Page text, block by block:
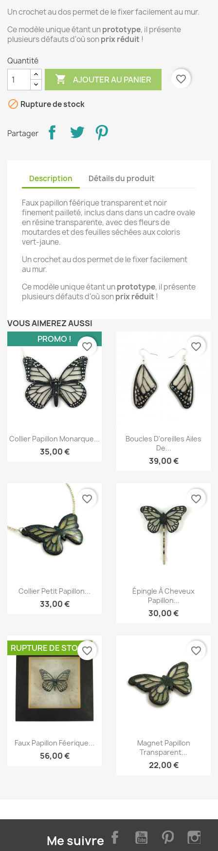
Un crochet au dos permet de le fixer facilement au mur.
Ce modèle unique étant unprototype, il présente
plusieurs défauts d'où sonprix réduit !
Quantité
 AJOUTER AU PANIER favorite_border
 Rupture de stock
Partager
Description Détails du produit
Faux papillon féérique transparent et noir
finement pailleté, inclus dans dans un cadre ovale
en résine transparente, avec des fleurs de
moutardes et des feuilles séchées aux coloris
vert-jaune.
Un crochet au dos permet de le fixer facilement
au mur.
Ce modèle unique étant unprototype, il présente
plusieurs défauts d'où sonprix réduit !
VOUS AIMEREZ AUSSI
Aperçu rapide
Collier Papillon Monarque...
35,00 €
PROMO !
favorite_border
Aperçu rapide
Boucles D'oreilles Ailes
De...
39,00 €
favorite_border
Aperçu rapide
Collier Petit Papillon...
33,00 €
favorite_border
Aperçu rapide
Épingle À Cheveux
Papillon...
30,00 €
favorite_border
Aperçu rapide
Faux Papillon Féerique...
56,00 €
RUPTURE DE STOCK
favorite_border
Aperçu rapide
Magnet Papillon
Transparent...
22,00 €
favorite_border
Me suivre FacebookYouTube Pinterest